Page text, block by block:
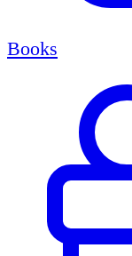
Books